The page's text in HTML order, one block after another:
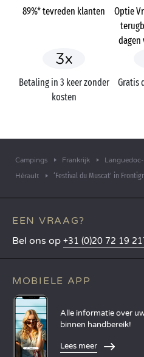
89%* tevreden klanten
Optie
dagen
Betaling in 3 keer zonder
kosten
Gratis
Campings Frankrijk
Hérault
‘Festival du Muscat’ in
EEN VRAAG?
Bel ons op +31 (0)20 72 19
MOBIELE APP
Alle informatie over
binnen handbereik!
Lees meer